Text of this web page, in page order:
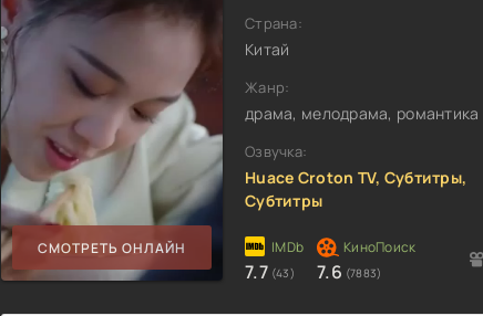
СМОТРЕТЬ ОНЛАЙН
Страна:
Китай
Жанр:
драма, мелодрама, романтика
Озвучка:
Huace Croton TV, Субтитры,
Субтитры
7.7 (43) 7.6 (7883)